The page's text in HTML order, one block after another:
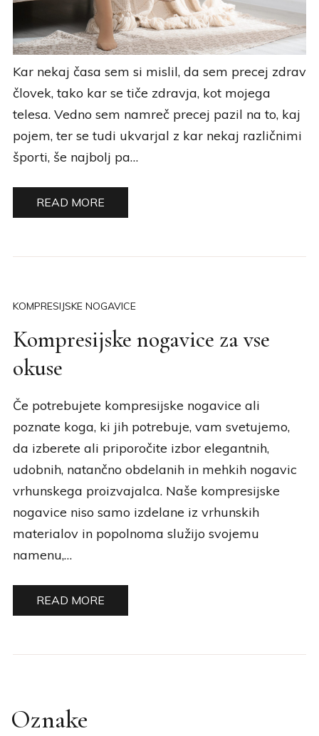
Kar nekaj časa sem si mislil, da sem precej zdrav
človek, tako kar se tiče zdravja, kot mojega
telesa. Vedno sem namreč precej pazil na to, kaj
pojem, ter se tudi ukvarjal z kar nekaj različnimi
športi, še najbolj pa…
READ MORE
KOMPRESIJSKE NOGAVICE
Kompresijske nogavice za vse
okuse
Če potrebujete kompresijske nogavice ali
poznate koga, ki jih potrebuje, vam svetujemo,
da izberete ali priporočite izbor elegantnih,
udobnih, natančno obdelanih in mehkih nogavic
vrhunskega proizvajalca. Naše kompresijske
nogavice niso samo izdelane iz vrhunskih
materialov in popolnoma služijo svojemu
namenu,…
READ MORE
Oznake